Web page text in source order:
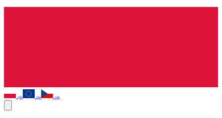
pln eur czk